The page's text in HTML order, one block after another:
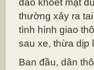
đào khoét mặt
thường xảy ra
tình hình giao
sau xe, thừa dịp
Ban đầu, dân